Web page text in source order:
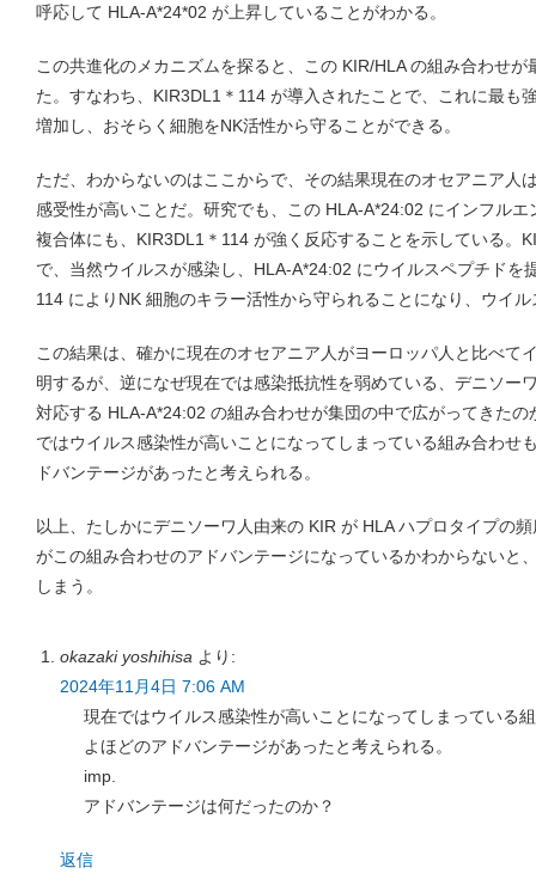
呼応して HLA-A*24*02 が上昇していることがわかる。
この共進化のメカニズムを探ると、この KIR/HLA の組み合わせ
た。すなわち、KIR3DL1＊114 が導入されたことで、これに最も
増加し、おそらく細胞をNK活性から守ることができる。
ただ、わからないのはここからで、その結果現在のオセアニア人
感受性が高いことだ。研究でも、この HLA-A*24:02 にインフル
複合体にも、KIR3DL1＊114 が強く反応することを示している。
で、当然ウイルスが感染し、HLA-A*24:02 にウイルスペプチドを
114 によりNK 細胞のキラー活性から守られることになり、ウイ
この結果は、確かに現在のオセアニア人がヨーロッパ人と比べて
明するが、逆になぜ現在では感染抵抗性を弱めている、デニソー
対応する HLA-A*24:02 の組み合わせが集団の中で広がってきた
ではウイルス感染性が高いことになってしまっている組み合わせ
ドバンテージがあったと考えられる。
以上、たしかにデニソーワ人由来の KIR が HLA ハプロタイプの
がこの組み合わせのアドバンテージになっているかわからないと
しまう。
okazaki yoshihisa より:
2024年11月4日 7:06 AM
現在ではウイルス感染性が高いことになってしまっている
よほどのアドバンテージがあったと考えられる。
imp.
アドバンテージは何だったのか？
返信